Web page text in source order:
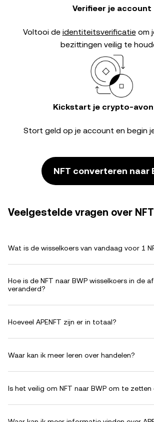
Verifieer je account
Voltooi de identiteitsverificatieom
bezittingen veilig te
Kickstart je crypto-
Stort geld op je account en begin
NFT converteren naar
Veelgestelde vragen over NFT
Wat is de wisselkoers van vandaag voor 1
Hoe is de NFT naar BWP wisselkoers in de
veranderd?
Hoeveel APENFT zijn er in totaal?
Waar kan ik meer leren over handelen?
Is het veilig om NFT naar BWP om te zetten